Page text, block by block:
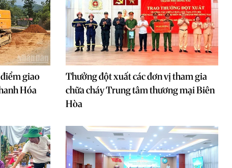
giao
Hóa
Thưởng đột xuất các đơn vị tham gia
chữa cháy Trung tâm thương mại Biên
Hòa